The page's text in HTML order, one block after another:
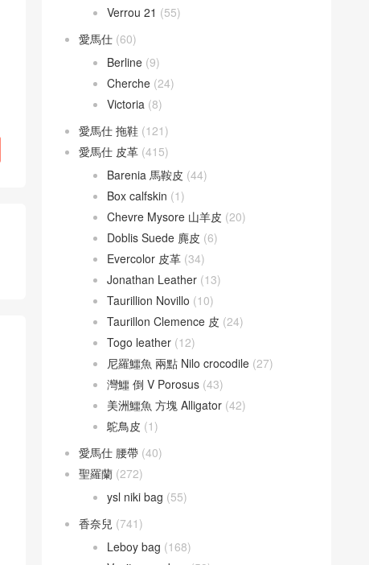
Verrou 21 (55)
愛馬仕 (60)
Berline (9)
Cherche (24)
Victoria (8)
愛馬仕 拖鞋 (121)
愛馬仕 皮革 (415)
Barenia 馬鞍皮 (44)
Box calfskin (1)
Chevre Mysore 山羊皮 (20)
Doblis Suede 麂皮 (6)
Evercolor 皮革 (34)
Jonathan Leather (13)
Taurillion Novillo (10)
Taurillon Clemence 皮 (24)
Togo leather (12)
尼羅鱷魚 兩點 Nilo crocodile (27)
灣鱷 倒 V Porosus (43)
美洲鱷魚 方塊 Alligator (42)
鴕鳥皮 (1)
愛馬仕 腰帶 (40)
聖羅蘭 (272)
ysl niki bag (55)
香奈兒 (741)
Leboy bag (168)